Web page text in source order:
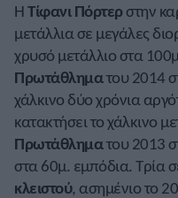
ΗΤίφανι Πόρτερστην
μετάλλια σε μεγάλες
χρυσό μετάλλιο στα
Πρωτάθληματου 2014
χάλκινο δύο χρόνια
κατακτήσει το χάλκινο
Πρωτάθληματου 2013
στα 60μ. εμπόδια. Τρία
κλειστού, ασημένιο το